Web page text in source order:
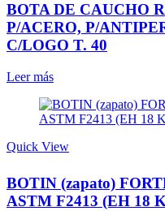
BOTA DE CAUCHO
P/ACERO, P/
C/LOGO T. 40
Leer más
Quick View
BOTIN (zapato)
ASTM F2413 (EH 18